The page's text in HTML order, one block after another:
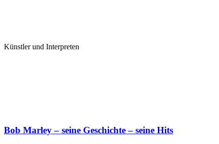
Künstler und Interpreten
Bob Marley – seine Geschichte – seine Hits